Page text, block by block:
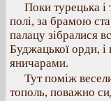
Поки турецька і
полі, за брамою
палацу зібралися
Буджацької орди,
яничарами.
Тут поміж
тополь, поважно